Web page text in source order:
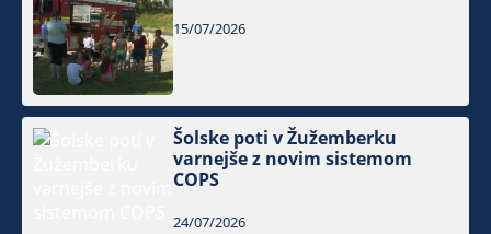
15/07/2026
Šolske poti v Žužemberku
varnejše z novim sistemom
COPS
24/07/2026